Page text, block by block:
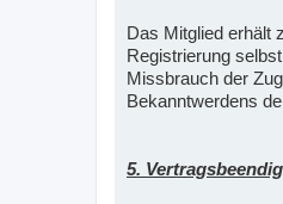
Das Mitglied erhält
Registrierung
Missbrauch der
Bekanntwerdens
5.